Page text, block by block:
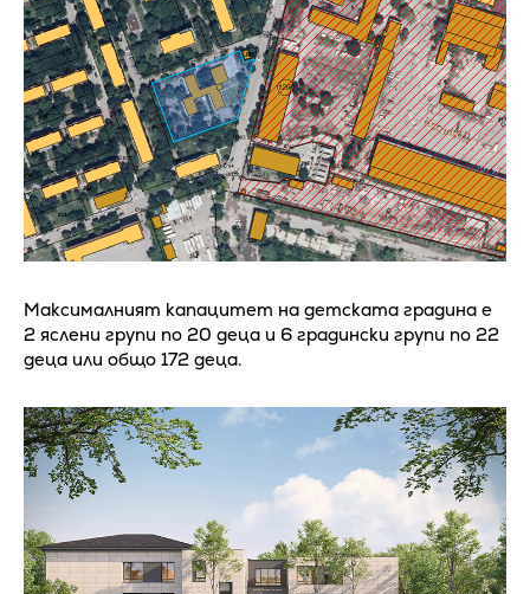
Максималният капацитет на детската градина е
2 яслени групи по 20 деца и 6 градински групи по 22
деца или общо 172 деца.